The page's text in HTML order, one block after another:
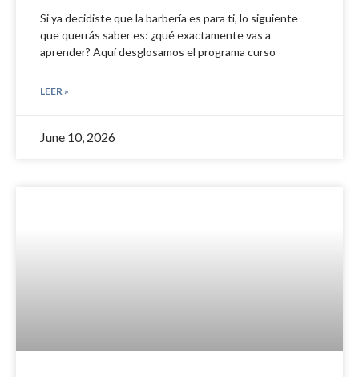
Si ya decidiste que la barbería es para ti, lo siguiente
que querrás saber es: ¿qué exactamente vas a
aprender? Aquí desglosamos el programa curso
LEER »
June 10, 2026